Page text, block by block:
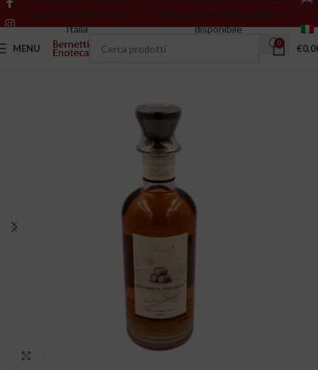
sopra 150€ GRATIS in
Italia
riferiscono all’ultima annata
disponibile
MENU 0 €